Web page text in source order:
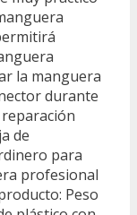
la manguera
durante
de
para
profesional
Peso